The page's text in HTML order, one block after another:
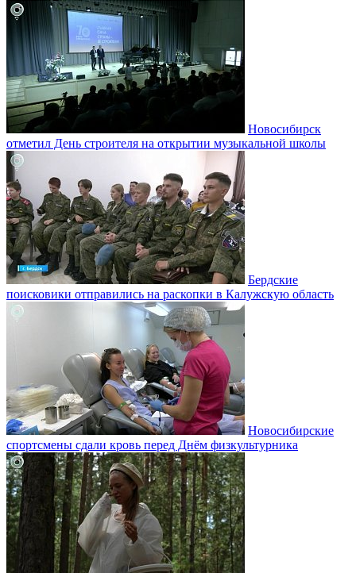
Новосибирск
отметил День строителя на открытии музыкальной школы
Бердские
поисковики отправились на раскопки в Калужскую область
Новосибирские
спортсмены сдали кровь перед Днём физкультурника